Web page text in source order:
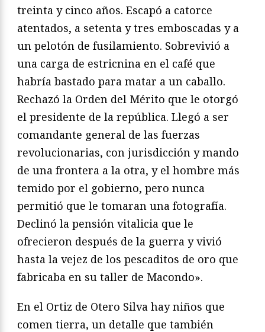
treinta y cinco años. Escapó a catorce
atentados, a setenta y tres emboscadas y a
un pelotón de fusilamiento. Sobrevivió a
una carga de estricnina en el café que
habría bastado para matar a un caballo.
Rechazó la Orden del Mérito que le otorgó
el presidente de la república. Llegó a ser
comandante general de las fuerzas
revolucionarias, con jurisdicción y mando
de una frontera a la otra, y el hombre más
temido por el gobierno, pero nunca
permitió que le tomaran una fotografía.
Declinó la pensión vitalicia que le
ofrecieron después de la guerra y vivió
hasta la vejez de los pescaditos de oro que
fabricaba en su taller de Macondo».
En el Ortiz de Otero Silva hay niños que
comen tierra, un detalle que también